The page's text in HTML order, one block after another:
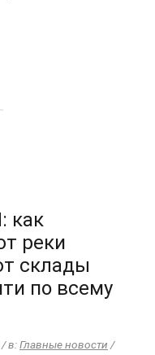
как
реки
склады
по всему
/ в:Главные новости /